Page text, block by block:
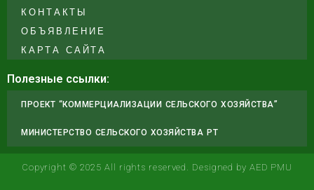
КОНТАКТЫ
ОБЪЯВЛЕНИЕ
КАРТА САЙТА
Полезные ссылки:
ПРОЕКТ “КОММЕРЦИАЛИЗАЦИИ СЕЛЬСКОГО ХОЗЯЙСТВА”
МИНИСТЕРСТВО СЕЛЬСКОГО ХОЗЯЙСТВА РТ
Copyright © 2025 All rights reserved. Designed by AED PMU